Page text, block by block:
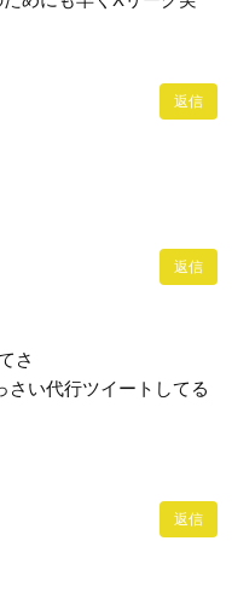
返信
返信
さ
さい代行ツイートしてる
返信